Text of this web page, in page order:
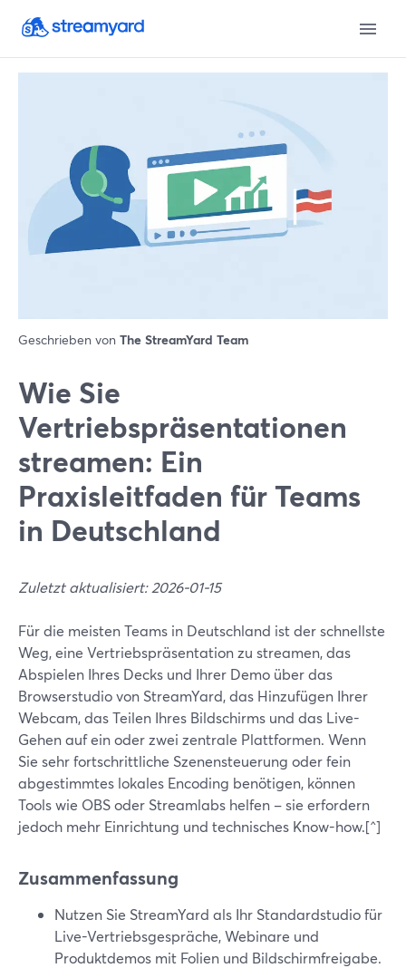
Geschrieben von The StreamYard Team
Wie Sie
Vertriebspräsentationen
streamen: Ein
Praxisleitfaden für Teams
in Deutschland
Zuletzt aktualisiert: 2026-01-15
Für die meisten Teams in Deutschland ist der schnellste
Weg, eine Vertriebspräsentation zu streamen, das
Abspielen Ihres Decks und Ihrer Demo über das
Browserstudio von StreamYard, das Hinzufügen Ihrer
Webcam, das Teilen Ihres Bildschirms und das Live-
Gehen auf ein oder zwei zentrale Plattformen. Wenn
Sie sehr fortschrittliche Szenensteuerung oder fein
abgestimmtes lokales Encoding benötigen, können
Tools wie OBS oder Streamlabs helfen – sie erfordern
jedoch mehr Einrichtung und technisches Know-how.[^]
Zusammenfassung
Nutzen Sie StreamYard als Ihr Standardstudio für
Live-Vertriebsgespräche, Webinare und
Produktdemos mit Folien und Bildschirmfreigabe.